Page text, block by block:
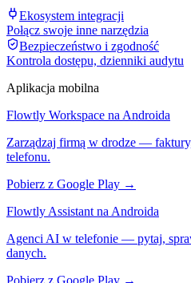
Ekosystem integracji
Połącz swoje inne narzędzia
Bezpieczeństwo i zgodność
Kontrola dostępu, dzienniki audytu
Aplikacja mobilna
Flowtly Workspace na Androida
Zarządzaj firmą w drodze —
telefonu.
Pobierz z Google Play →
Flowtly Assistant na Androida
Agenci AI w telefonie — pytaj,
danych.